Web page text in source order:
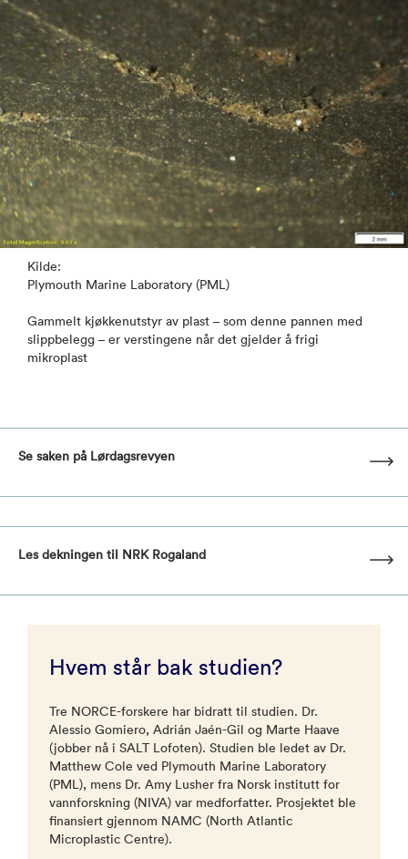
Kilde:
Plymouth Marine Laboratory (PML)
Gammelt kjøkkenutstyr av plast – som denne pannen med
slippbelegg – er verstingene når det gjelder å frigi
mikroplast
Se saken på Lørdagsrevyen
Les dekningen til NRK Rogaland
Hvem står bak studien?
Tre NORCE-forskere har bidratt til studien. Dr.
Alessio Gomiero, Adrián Jaén-Gil og Marte Haave
(jobber nå i SALT Lofoten). Studien ble ledet av Dr.
Matthew Cole ved Plymouth Marine Laboratory
(PML), mens Dr. Amy Lusher fra Norsk institutt for
vannforskning (NIVA) var medforfatter. Prosjektet ble
finansiert gjennom NAMC (North Atlantic
Microplastic Centre).